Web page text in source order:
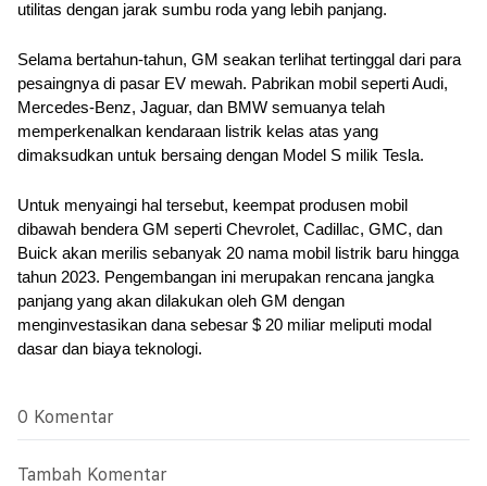
utilitas dengan jarak sumbu roda yang lebih panjang.
Selama bertahun-tahun, GM seakan terlihat tertinggal dari para
pesaingnya di pasar EV mewah. Pabrikan mobil seperti Audi,
Mercedes-Benz, Jaguar, dan BMW semuanya telah
memperkenalkan kendaraan listrik kelas atas yang
dimaksudkan untuk bersaing dengan Model S milik Tesla.
Untuk menyaingi hal tersebut, keempat produsen mobil
dibawah bendera GM seperti Chevrolet, Cadillac, GMC, dan
Buick akan merilis sebanyak 20 nama mobil listrik baru hingga
tahun 2023. Pengembangan ini merupakan rencana jangka
panjang yang akan dilakukan oleh GM dengan
menginvestasikan dana sebesar $ 20 miliar meliputi modal
dasar dan biaya teknologi.
0 Komentar
Tambah Komentar